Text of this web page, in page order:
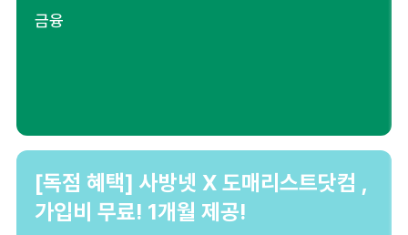
금융
[독점 혜택] 사방넷 X 도매리스트닷컴 ,
가입비 무료! 1개월 제공!